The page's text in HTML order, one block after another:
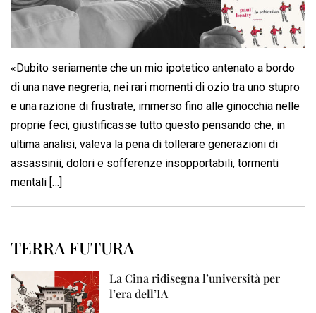
«Dubito seriamente che un mio ipotetico antenato a bordo
di una nave negreria, nei rari momenti di ozio tra uno stupro
e una razione di frustrate, im­merso fino alle ginocchia nelle
proprie feci, giustificasse tutto questo pensando che, in
ultima analisi, valeva la pena di tollerare generazioni di
assassinii, dolori e sofferenze insopportabili, tormenti
mentali […]
TERRA FUTURA
La Cina ridisegna l’università per
l’era dell’IA